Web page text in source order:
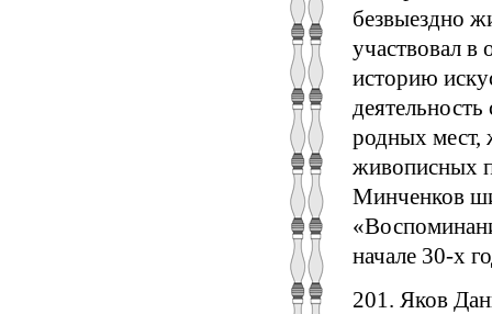
безвыездно
участвовал в
историю
родных мест,
живописных
Минченков
начале 30-х
201. Яков